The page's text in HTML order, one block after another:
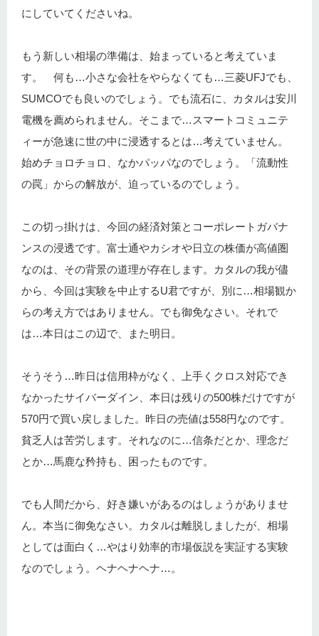
にしていてくださいね。
もう新しい相場の準備は、始まっていると考えていま
す。 何も…小さな会社をやらなくても…三菱UFJでも、
SUMCOでも良いのでしょう。でも流石に、カタルは安川
電機を薦められません。そこまで…スマートコミュニテ
ィーが急速に世の中に浸透するとは…考えていません。
始めチョロチョロ、なかパッパなのでしょう。「流動性
の罠」からの解放が、迫っているのでしょう。
この切っ掛けは、今回の経済対策とコーポレートガバナ
ンスの浸透です。富士通やカシオや日立の株価が高値圏
なのは、その背景の道理が存在します。カタルの我が儘
から、今回は実験を中止するU君ですが、別に…相場観か
らの考え方ではありません。でも御免なさい。それで
は…本日はこの辺で、また明日。
そうそう…昨日は信用枠がなく、上手くクロス対応でき
なかったサイバーダイン、本日は残りの500株だけですが
570円で買い戻しました。昨日の売値は558円なのです。
貧乏人は苦労します。それなのに…信条だとか、理念だ
とか…馬鹿な矜持も、困ったものです。
でも人間だから、好き嫌いがあるのはしょうがありませ
ん。本当に御免なさい。カタルは離脱しましたが、相場
としては面白く…やはり効率的市場仮説を実証する実験
なのでしょう。ヘナヘナヘナ…。